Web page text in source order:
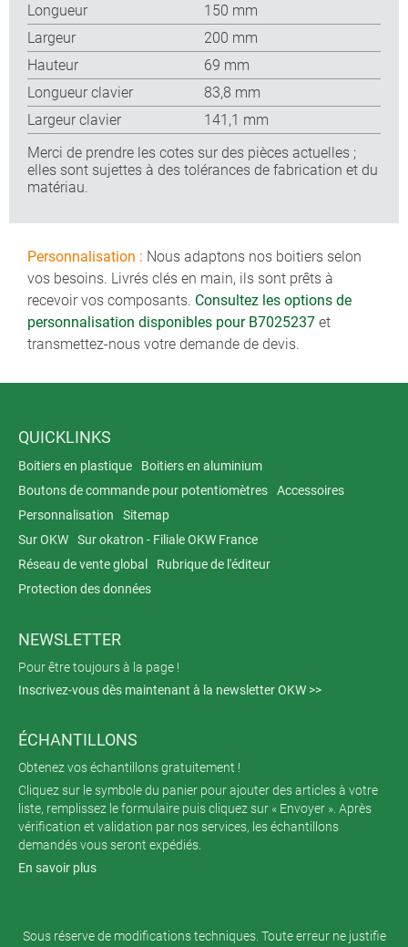
Longueur
150 mm
Largeur
200 mm
Hauteur
69 mm
Longueur clavier
83,8 mm
Largeur clavier
141,1 mm
Merci de prendre les cotes sur des pièces actuelles ;
elles sont sujettes à des tolérances de fabrication et du
matériau.
Personnalisation : Nous adaptons nos boitiers selon
vos besoins. Livrés clés en main, ils sont prêts à
recevoir vos composants. Consultez les options de
personnalisation disponibles pour B7025237 et
transmettez-nous votre demande de devis.
QUICKLINKS
Boitiers en plastique
Boitiers en aluminium
Boutons de commande pour potentiomètres
Accessoires
Personnalisation
Sitemap
Sur OKW
Sur okatron - Filiale OKW France
Réseau de vente global
Rubrique de l'éditeur
Protection des données
NEWSLETTER
Pour être toujours à la page !
Inscrivez-vous dès maintenant à la newsletter OKW >>
ÉCHANTILLONS
Obtenez vos échantillons gratuitement !
Cliquez sur le symbole du panier pour ajouter des articles à votre
liste, remplissez le formulaire puis cliquez sur « Envoyer ». Après
vérification et validation par nos services, les échantillons
demandés vous seront expédiés.
En savoir plus
Sous réserve de modifications techniques. Toute erreur ne justifie